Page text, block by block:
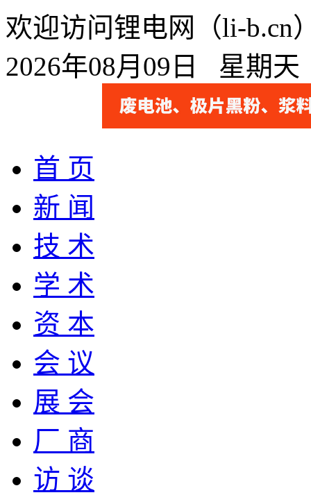
欢迎访问锂电网（li-b.cn
2026年08月09日 星期
首 页
新 闻
技 术
学 术
资 本
会 议
展 会
厂 商
访 谈